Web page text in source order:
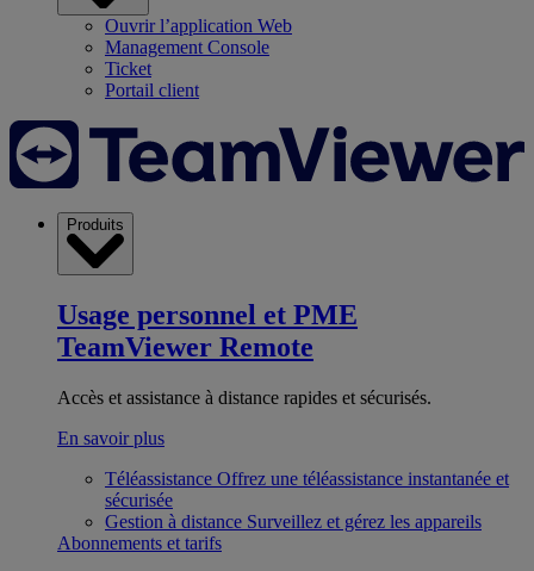
Ouvrir l’application Web
Management Console
Ticket
Portail client
Produits
Usage personnel et PME
TeamViewer Remote
Accès et assistance à distance rapides et sécurisés.
En savoir plus
Téléassistance Offrez une téléassistance instantanée et
sécurisée
Gestion à distance Surveillez et gérez les appareils
Abonnements et tarifs